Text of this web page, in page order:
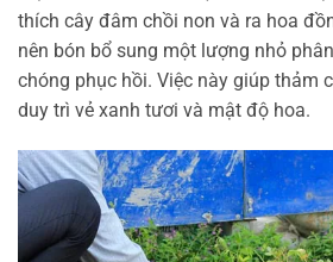
thích cây đâm chồi non và ra hoa
nên bón bổ sung một lượng nhỏ
chóng phục hồi. Việc này giúp thảm
duy trì vẻ xanh tươi và mật độ hoa.